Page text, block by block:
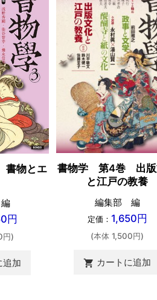
物とエ
円
円)
追加
書物学 第4巻 出版
と江戸の教養
編集部 編
定価： 1,650円
(本体 1,500円)
shopping_cart カートに追加